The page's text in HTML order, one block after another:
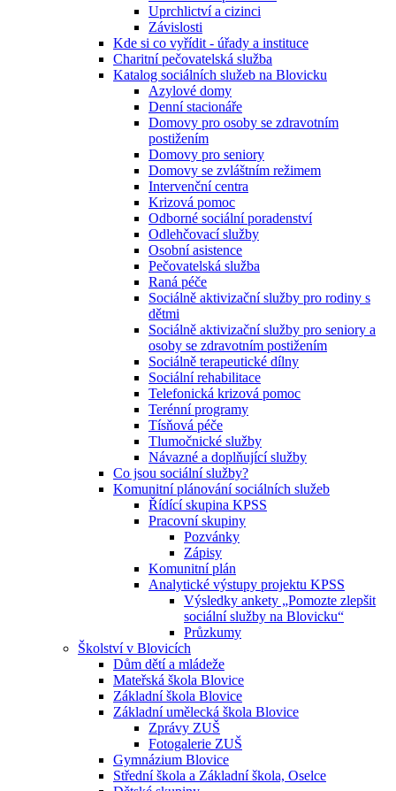
Uprchlictví a cizinci
Závislosti
Kde si co vyřídit - úřady a instituce
Charitní pečovatelská služba
Katalog sociálních služeb na Blovicku
Azylové domy
Denní stacionáře
Domovy pro osoby se zdravotním
postižením
Domovy pro seniory
Domovy se zvláštním režimem
Intervenční centra
Krizová pomoc
Odborné sociální poradenství
Odlehčovací služby
Osobní asistence
Pečovatelská služba
Raná péče
Sociálně aktivizační služby pro rodiny s
dětmi
Sociálně aktivizační služby pro seniory a
osoby se zdravotním postižením
Sociálně terapeutické dílny
Sociální rehabilitace
Telefonická krizová pomoc
Terénní programy
Tísňová péče
Tlumočnické služby
Návazné a doplňující služby
Co jsou sociální služby?
Komunitní plánování sociálních služeb
Řídící skupina KPSS
Pracovní skupiny
Pozvánky
Zápisy
Komunitní plán
Analytické výstupy projektu KPSS
Výsledky ankety „Pomozte zlepšit
sociální služby na Blovicku“
Průzkumy
Školství v Blovicích
Dům dětí a mládeže
Mateřská škola Blovice
Základní škola Blovice
Základní umělecká škola Blovice
Zprávy ZUŠ
Fotogalerie ZUŠ
Gymnázium Blovice
Střední škola a Základní škola, Oselce